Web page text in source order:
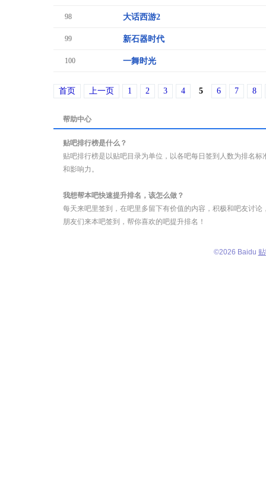
98 大话西游2
99 新石器时代
100 一舞时光
首页 上一页 1 2 3 4 5 6 7 8
帮助中心
贴吧排行榜是什么？
贴吧排行榜是以贴吧目录为单位，以各吧每日签到人数为排名
和影响力。
我想帮本吧快速提升排名，该怎么做？
每天来吧里签到，在吧里多留下有价值的内容，积极和吧友讨
朋友们来本吧签到，帮你喜欢的吧提升排名！
©2026 Baidu